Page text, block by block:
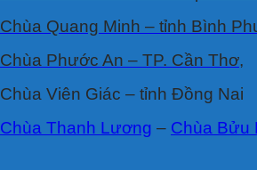
Chùa Quang Minh – tỉnh Bình
Chùa Phước An – TP. Cần Thơ,
Chùa Viên Giác – tỉnh Ðồng Nai
Chùa Thanh Lương – Chùa Bửu